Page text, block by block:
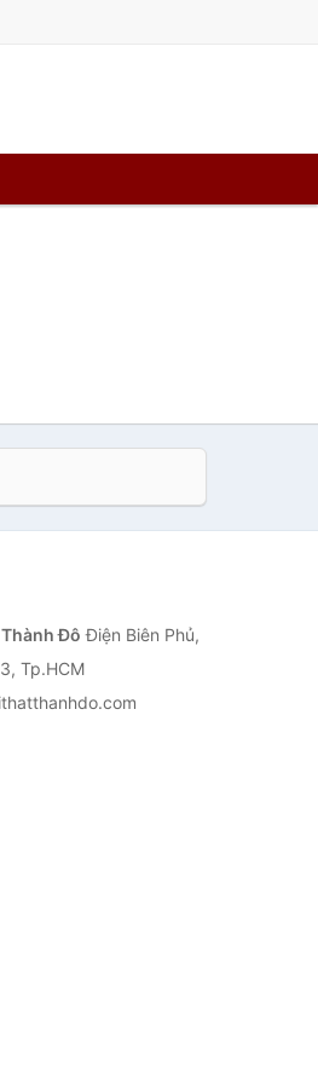
Đô Điện Biên Phủ,
Tp.HCM